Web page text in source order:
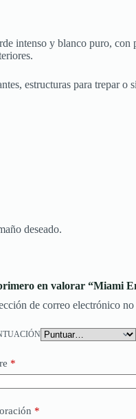
intenso y blanco puro,
estructuras para trepar o
deseado.
en valorar “Miami
de correo electrónico no
*
*